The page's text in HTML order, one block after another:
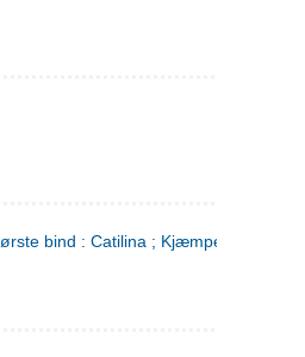
bind : Catilina ; Kjæmpehøien ;